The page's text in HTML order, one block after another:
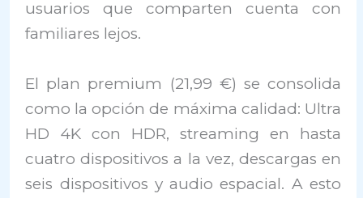
usuarios que comparten cuenta con
familiares lejos.
El plan premium (21,99 €) se consolida
como la opción de máxima calidad: Ultra
HD 4K con HDR, streaming en hasta
cuatro dispositivos a la vez, descargas en
seis dispositivos y audio espacial. A esto